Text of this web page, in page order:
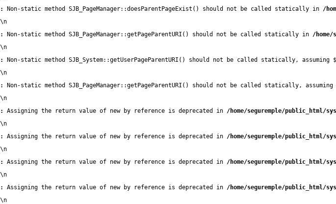
:
Non-static method SJB_PageManager::doesParentPageExist() should not be called statically in /
\n
:
Non-static method SJB_PageManager::getPageParentURI() should not be called statically in /home/
\n
:
Non-static method SJB_System::getUserPageParentURI() should not be called statically,
\n
:
Non-static method SJB_PageManager::getPageParentURI() should not be called statically,
\n
:
Assigning the return value of new by reference is deprecated in /home/seguremple/public_html/
\n
:
Assigning the return value of new by reference is deprecated in /home/seguremple/public_html/
\n
:
Assigning the return value of new by reference is deprecated in /home/seguremple/public_html/
\n
:
Assigning the return value of new by reference is deprecated in /home/seguremple/public_html/
\n